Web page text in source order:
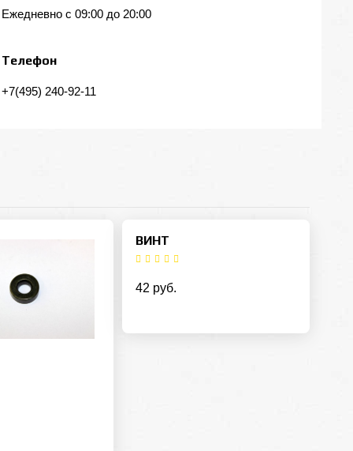
Ежедневно с 09:00 до 20:00
Телефон
+7(495) 240-92-11
ВИНТ
42 руб.